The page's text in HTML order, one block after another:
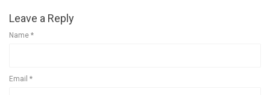
Leave a Reply
Name *
Email *